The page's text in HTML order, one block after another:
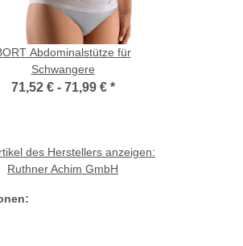
Abdominalstütze für
Schwangere
71,52 € - 71,99 € *
des Herstellers anzeigen:
Ruthner Achim GmbH